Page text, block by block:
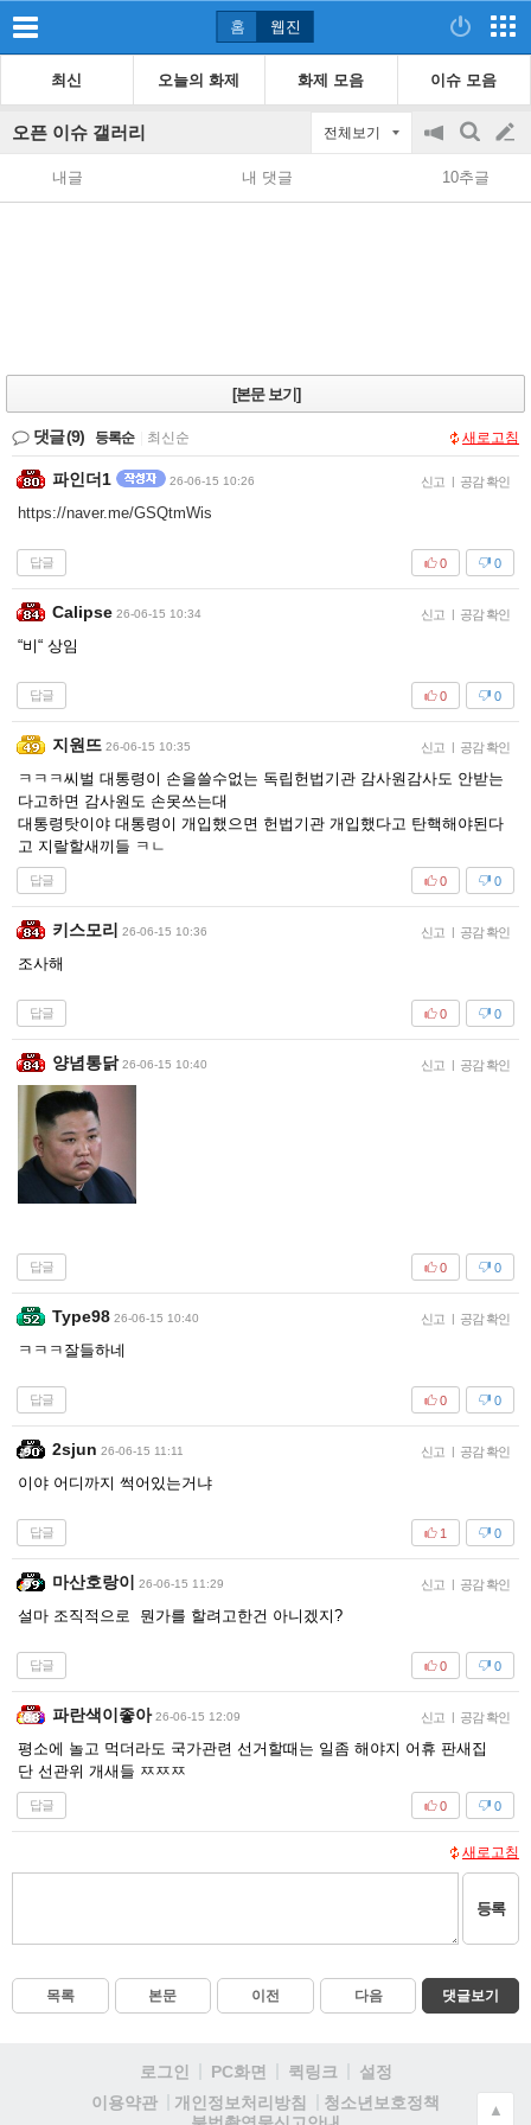
홈 웹진
최신 오늘의 화제 화제 모음 이슈 모음
오픈 이슈 갤러리 전체보기
공
지
on/off
검
색
글
쓰
내글 내 댓글 10추글
[본문 보기]
댓글(9) 등록순 최신순 새로고침
파인더1 26-06-15 10:26 신고 | 공감 확인
https://naver.me/GSQtmWis
답글 0
0
Calipse 26-06-15 10:34 신고 | 공감 확인
“비“ 상임
답글 0
0
지원뜨 26-06-15 10:35 신고 | 공감 확인
ㅋㅋㅋ씨벌 대통령이 손을쓸수없는 독립헌법기관 감사원감사도 안받는
다고하면 감사원도 손못쓰는대
대통령탓이야 대통령이 개입했으면 헌법기관 개입했다고 탄핵해야된다
고 지랄할새끼들 ㅋㄴ
답글 0
0
키스모리 26-06-15 10:36 신고 | 공감 확인
조사해
답글 0
0
양념통닭 26-06-15 10:40 신고 | 공감 확인
답글 0
0
Type98 26-06-15 10:40 신고 | 공감 확인
ㅋㅋㅋ잘들하네
답글 0
0
2sjun 26-06-15 11:11 신고 | 공감 확인
이야 어디까지 썩어있는거냐
답글 0
1
마산호랑이 26-06-15 11:29 신고 | 공감 확인
설마 조직적으로 뭔가를 할려고한건 아니겠지?
답글 0
0
파란색이좋아 26-06-15 12:09 신고 | 공감 확인
평소에 놀고 먹더라도 국가관련 선거할때는 일좀 해야지 어휴 판새집
단 선관위 개새들 ㅉㅉㅉ
답글 0
0
새로고침
등록
목록 본문 이전 다음 댓글보기
로그인 PC화면 퀵링크
설정
이용약관
개인정보처리방침
청소년보호정책
▲